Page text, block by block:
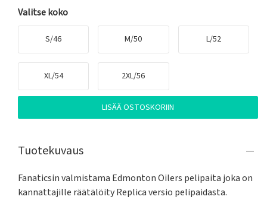
Valitse koko
S/46 M/50 L/52
XL/54 2XL/56
LISÄÄ OSTOSKORIIN
Tuotekuvaus
Fanaticsin valmistama Edmonton Oilers pelipaita joka on
kannattajille räätälöity Replica versio pelipaidasta.